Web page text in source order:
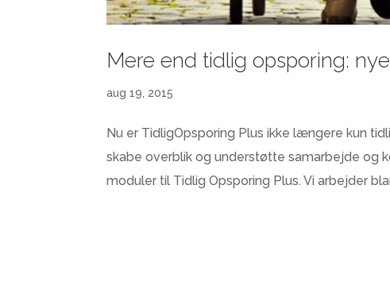
Mere end tidlig opsporing:
aug 19, 2015
Nu er TidligOpsporing Plus ikke længere kun
skabe overblik og understøtte samarbejde og
moduler til Tidlig Opsporing Plus. Vi arbejder